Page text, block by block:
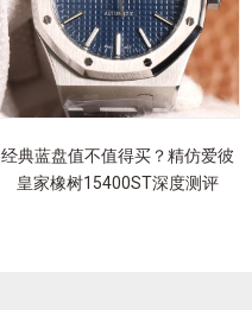
经典蓝盘值不值得买？精仿爱彼
皇家橡树15400ST深度测评